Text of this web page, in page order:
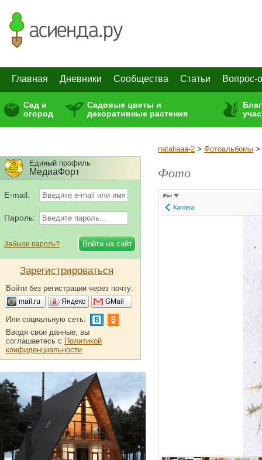
Главная Дневники Сообщества Статьи Вопрос-
Сад и
огород
Садовые цветы и
декоративные растения
nataliaaa-2 > Фотоальбомы >
Фото
Единый профиль
МедиаФорт
E-mail:
Пароль:
Забыли пароль?
Зарегистрироваться
Войти без регистрации через почту:
mail.ru Яндекс GMail
Или социальную сеть:
Вводя свои данные, вы
соглашаетесь с Политикой
конфиденциальности